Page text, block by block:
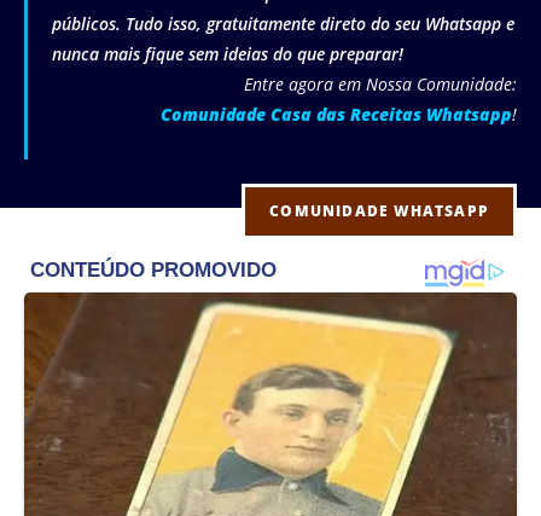
públicos. Tudo isso, gratuitamente direto do seu Whatsapp e
nunca mais fique sem ideias do que preparar!
Entre agora em Nossa Comunidade:
Comunidade Casa das Receitas Whatsapp!
COMUNIDADE WHATSAPP